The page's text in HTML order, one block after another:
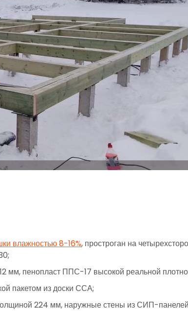
влажностью 8-16%, простроган на
мм, пенопласт ППС-17 высокой реальной
пакетом из доски ССА;
224 мм, наружные стены из СИП-